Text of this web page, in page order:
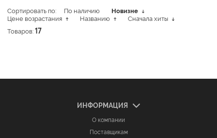
Сортировать по: По наличию
Новизне
Цене возрастания
Названию
Сначала хиты
Товаров: 17
ИНФОРМАЦИЯ
О компании
Поставщикам